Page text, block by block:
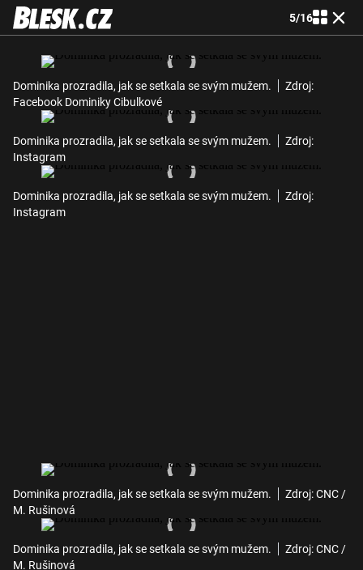
5/16
Dominika prozradila, jak se setkala se svým mužem.
Zdroj:
Facebook Dominiky Cibulkové
Dominika prozradila, jak se setkala se svým mužem.
Zdroj:
Instagram
Dominika prozradila, jak se setkala se svým mužem.
Zdroj:
Instagram
Dominika prozradila, jak se setkala se svým mužem.
Zdroj: CNC /
M. Rušinová
Dominika prozradila, jak se setkala se svým mužem.
Zdroj: CNC /
M. Rušinová